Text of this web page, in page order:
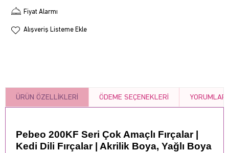
Fiyat Alarmı
Alışveriş Listeme Ekle
ÜRÜN ÖZELLIKLERI ÖDEME SEÇENEKLERI YORUMLAR
Pebeo 200KF Seri Çok Amaçlı Fırçalar |
Kedi Dili Fırçalar | Akrilik Boya, Yağlı Boya